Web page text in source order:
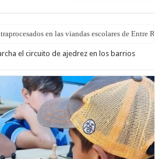
en las viandas escolares de Entre
de los Macanos”
el circuito de ajedrez en los barrios